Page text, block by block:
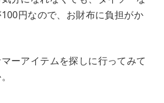
円なので、お財布に負担がか
ーアイテムを探しに行ってみて